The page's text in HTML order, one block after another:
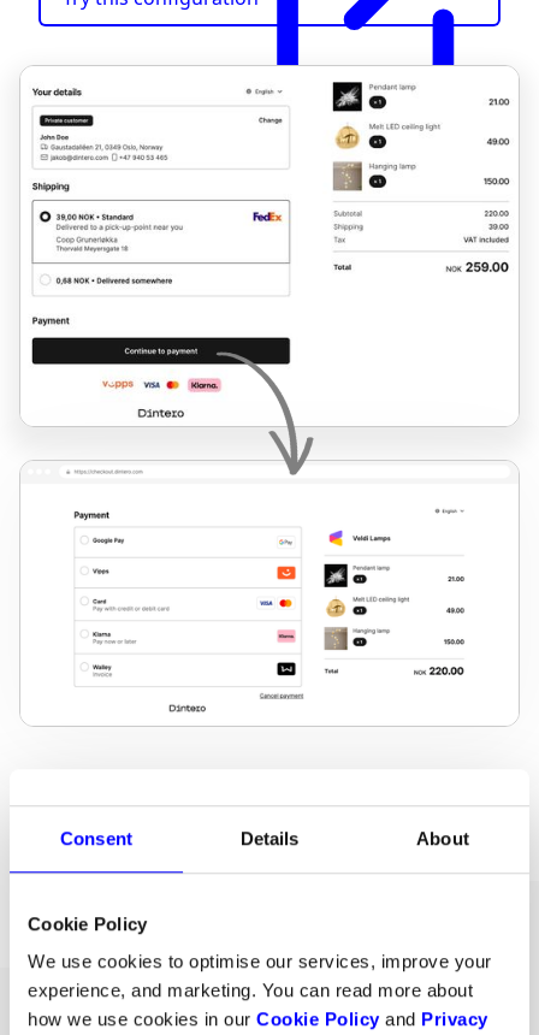
Consent Details About
Cookie Policy
We use cookies to optimise our services, improve your
experience, and marketing. You can read more about
how we use cookies in our Cookie Policy and Privacy
ALLE SVAR PÅ
Ofte stilte spørsmål